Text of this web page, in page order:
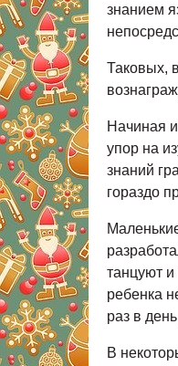
знанием
Таковых,
Начиная
упор на
знаний
гораздо
танцуют и
ребенка
раз в
В